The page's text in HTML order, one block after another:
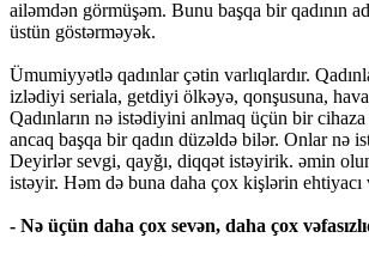
ailəmdən görmüşəm. Bunu başqa bir qadının
üstün göstərməyək.
Ümumiyyətlə qadınlar çətin varlıqlardır.
izlədiyi seriala, getdiyi ölkəyə, qonşusuna,
Qadınların nə istədiyini anlmaq üçün bir
ancaq başqa bir qadın düzəldə bilər. Onlar nə
Deyirlər sevgi, qayğı, diqqət istəyirik. əmin
istəyir. Həm də buna daha çox kişlərin ehtiyacı
- Nə üçün daha çox sevən, daha çox